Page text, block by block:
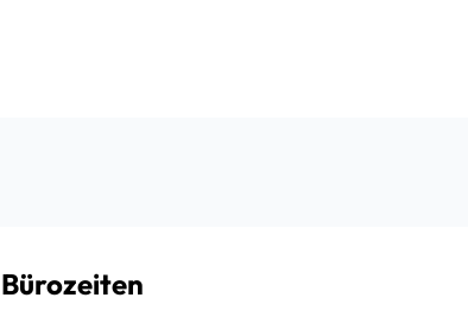
Bürozeiten